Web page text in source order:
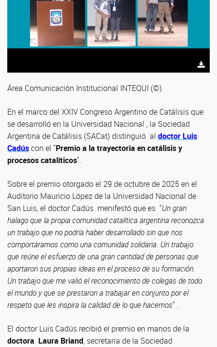
Área Comunicación Institucional INTEQUI (©)
En el marco del XXIV Congreso Argentino de Catálisis que
se desarrolló en la Universidad Nacional , la Sociedad
Argentina de Catálisis (SACat) distinguió al doctor Luis
Cadúscon el "Premio a la trayectoria en catálisis y
procesos catalíticos".
Sobre el premio otorgado el 29 de octubre de 2025 en el
Auditorio Mauricio López de la Universidad Nacional de
San Luis, el doctor Cadús menifestó que es "Un gran
halago que la propia comunidad catalítica argentina reconozca
un trabajo que no podría haber desarrollado sin que nos
comportáramos como una comunidad solidaria. Un trabajo
que reúne el esfuerzo de una gran cantidad de personas que
aportaron sus propias ideas en el proceso de su formación.
Un trabajo que me valió el reconocimiento de colegas de todo
el mundo y que se prestaron a trabajar en conjunto por el
respeto que les inspira la calidad de lo que hacemos" .
El doctor Luis Cadús recibió el premio en manos de la
doctora Laura Briand, secretaria de la Sociedad